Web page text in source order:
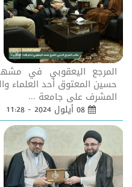
المرجع اليعقوبي في
حسين المعتوق أحد العلماء
المشرف على جامعة ...